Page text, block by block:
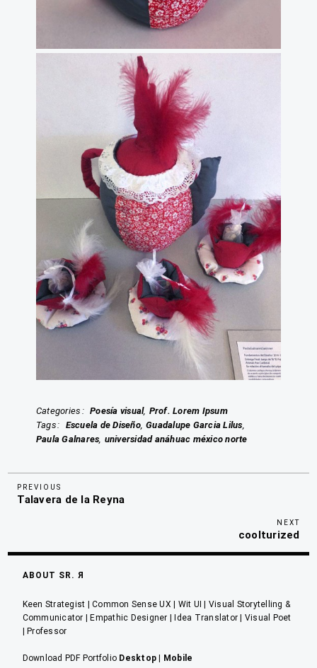
Categories Poesía visual Prof. Lorem Ipsum
Tags
Escuela de Diseño Guadalupe Garcia Lilus
Paula Galnares universidad anáhuac méxico norte
Navegación
Previous
Post
PREVIOUS
Talavera de la Reyna
NEXT
coolturized
ABOUT SR. Я
Keen Strategist | Common Sense UX | Wit UI | Visual Storytelling &
Communicator | Empathic Designer | Idea Translator | Visual Poet
| Professor
Download PDF Portfolio Desktop Mobile